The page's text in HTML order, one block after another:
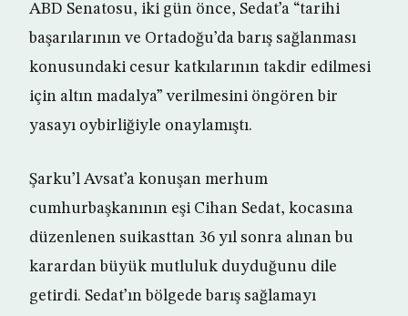
ABD Senatosu, iki gün önce, Sedat’a “tarihi
başarılarının ve Ortadoğu’da barış sağlanması
konusundaki cesur katkılarının takdir edilmesi
için altın madalya” verilmesini öngören bir
yasayı oybirliğiyle onaylamıştı.
Şarku’l Avsat’a konuşan merhum
cumhurbaşkanının eşi Cihan Sedat, kocasına
düzenlenen suikasttan 36 yıl sonra alınan bu
karardan büyük mutluluk duyduğunu dile
getirdi. Sedat’ın bölgede barış sağlamayı